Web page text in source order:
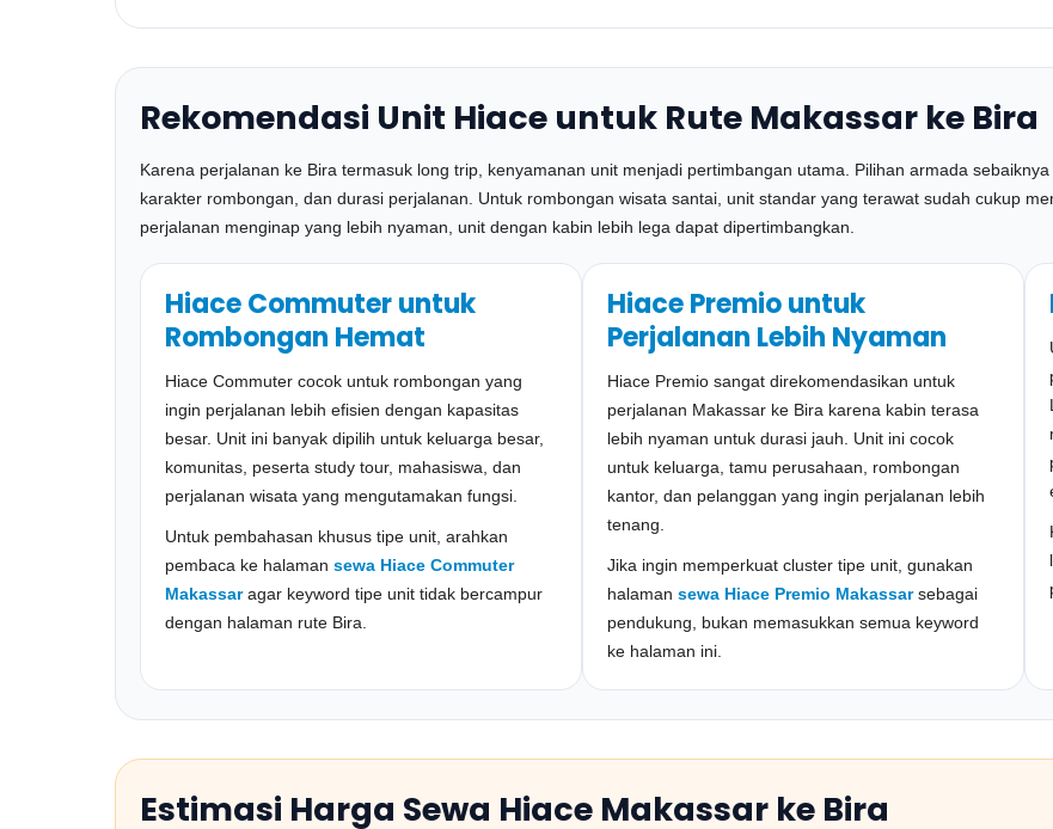
Rekomendasi Unit Hiace untuk Rute Makassar ke Bira
Karena perjalanan ke Bira termasuk long trip, kenyamanan unit menjadi pertimbangan utama. Pilihan armada
karakter rombongan, dan durasi perjalanan. Untuk rombongan wisata santai, unit standar yang terawat sudah cukup
perjalanan menginap yang lebih nyaman, unit dengan kabin lebih lega dapat dipertimbangkan.
Hiace Commuter untuk
Rombongan Hemat
Hiace Commuter cocok untuk rombongan yang
ingin perjalanan lebih efisien dengan kapasitas
besar. Unit ini banyak dipilih untuk keluarga besar,
komunitas, peserta study tour, mahasiswa, dan
perjalanan wisata yang mengutamakan fungsi.
Untuk pembahasan khusus tipe unit, arahkan
pembaca ke halaman sewa Hiace Commuter
Makassaragar keyword tipe unit tidak bercampur
dengan halaman rute Bira.
Hiace Premio untuk
Perjalanan Lebih Nyaman
Hiace Premio sangat direkomendasikan untuk
perjalanan Makassar ke Bira karena kabin terasa
lebih nyaman untuk durasi jauh. Unit ini cocok
untuk keluarga, tamu perusahaan, rombongan
kantor, dan pelanggan yang ingin perjalanan lebih
tenang.
Jika ingin memperkuat cluster tipe unit, gunakan
halaman sewa Hiace Premio Makassarsebagai
pendukung, bukan memasukkan semua keyword
ke halaman ini.
Estimasi Harga Sewa Hiace Makassar ke Bira